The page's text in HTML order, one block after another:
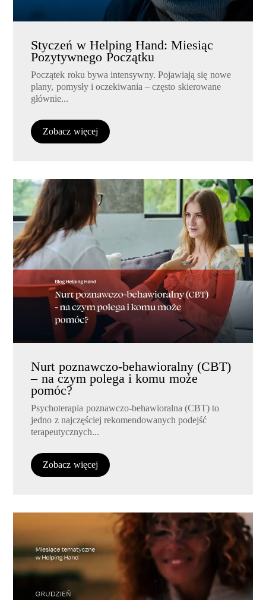
Styczeń w Helping Hand: Miesiąc
Pozytywnego Początku
Początek roku bywa intensywny. Pojawiają się nowe
plany, pomysły i oczekiwania – często skierowane
głównie...
Zobacz więcej
Nurt poznawczo-behawioralny (CBT)
– na czym polega i komu może
pomóc?
Psychoterapia poznawczo-behawioralna (CBT) to
jedno z najczęściej rekomendowanych podejść
terapeutycznych...
Zobacz więcej